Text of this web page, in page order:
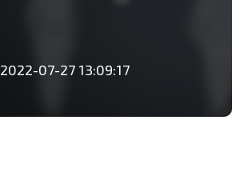
2022-07-27 13:09:17